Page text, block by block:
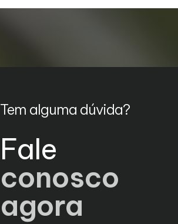
Tem alguma dúvida?
Fale
conosco
agora